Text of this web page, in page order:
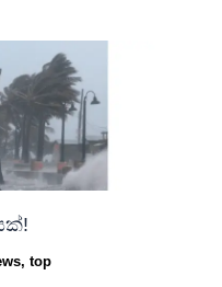
,top